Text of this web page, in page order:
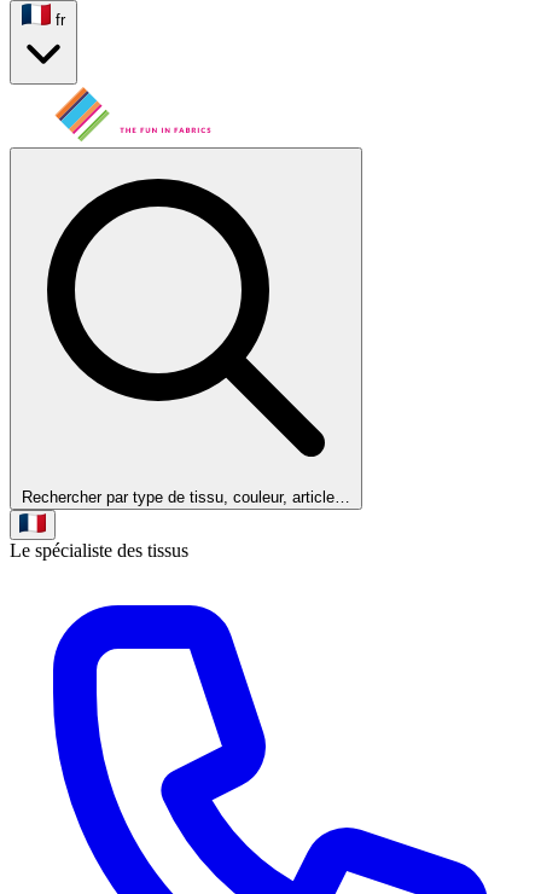
fr
Rechercher par type de tissu, couleur, article…
Le spécialiste des tissus